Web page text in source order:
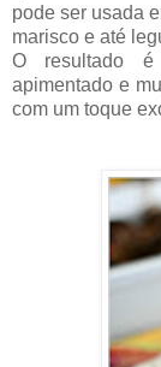
pode ser usada
marisco e até
O resultado é
apimentado e
com um toque